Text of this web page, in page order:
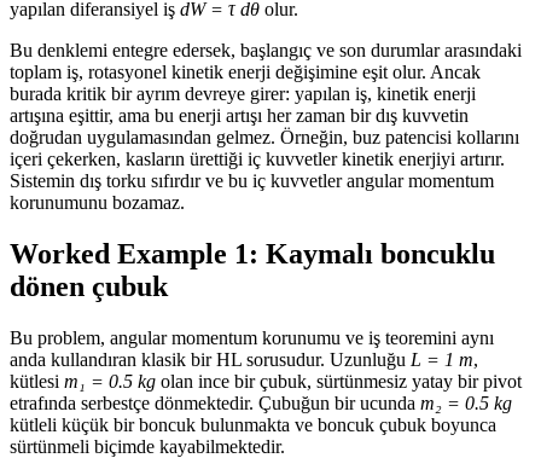
yapılan diferansiyel iş dW = τ dθ olur.
Bu denklemi entegre edersek, başlangıç ve son durumlar arasındaki
toplam iş, rotasyonel kinetik enerji değişimine eşit olur. Ancak
burada kritik bir ayrım devreye girer: yapılan iş, kinetik enerji
artışına eşittir, ama bu enerji artışı her zaman bir dış kuvvetin
doğrudan uygulamasından gelmez. Örneğin, buz patencisi kollarını
içeri çekerken, kasların ürettiği iç kuvvetler kinetik enerjiyi artırır.
Sistemin dış torku sıfırdır ve bu iç kuvvetler angular momentum
korunumunu bozamaz.
Worked Example 1: Kaymalı boncuklu
dönen çubuk
Bu problem, angular momentum korunumu ve iş teoremini aynı
anda kullandıran klasik bir HL sorusudur. Uzunluğu L = 1 m,
kütlesi m₁ = 0.5 kg olan ince bir çubuk, sürtünmesiz yatay bir pivot
etrafında serbestçe dönmektedir. Çubuğun bir ucunda m₂ = 0.5 kg
kütleli küçük bir boncuk bulunmakta ve boncuk çubuk boyunca
sürtünmeli biçimde kayabilmektedir.